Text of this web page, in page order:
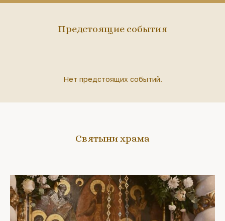
Предстоящие события
Нет предстоящих событий.
Святыни храма